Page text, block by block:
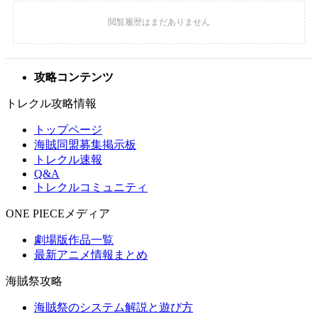
攻略コンテンツ
トレクル攻略情報
トップページ
海賊同盟募集掲示板
トレクル速報
Q&A
トレクルコミュニティ
ONE PIECEメディア
劇場版作品一覧
最新アニメ情報まとめ
海賊祭攻略
海賊祭のシステム解説と遊び方